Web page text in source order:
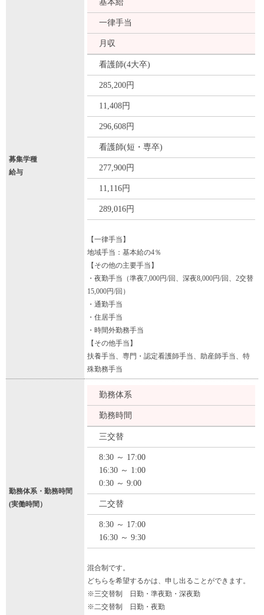
募集学種
給与
基本給
一律手当
月収
看護師(4大卒)
285,200円
11,408円
296,608円
看護師(短・専卒)
277,900円
11,116円
289,016円
【一律手当】
地域手当：基本給の4％
【その他の主要手当】
・夜勤手当（準夜7,000円/回、深夜8,000円/回、2交替
15,000円/回）
・通勤手当
・住居手当
・時間外勤務手当
【その他手当】
扶養手当、専門・認定看護師手当、助産師手当、特
殊勤務手当
勤務体系・勤務時間
(実働時間）
勤務体系
勤務時間
三交替
8:30 ～ 17:00
16:30 ～ 1:00
0:30 ～ 9:00
二交替
8:30 ～ 17:00
16:30 ～ 9:30
混合制です。
どちらを希望するかは、申し出ることができます。
※三交替制 日勤・準夜勤・深夜勤
※二交替制 日勤・夜勤